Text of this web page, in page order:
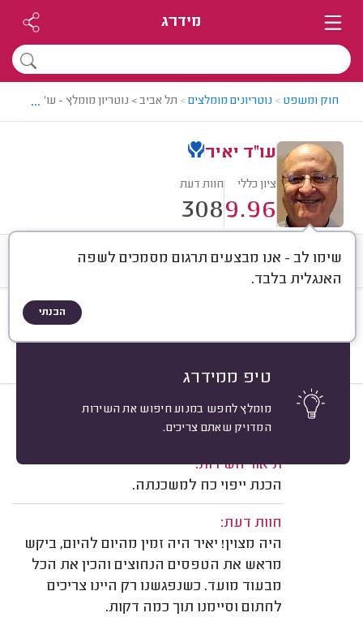
מידרג
חוק ומשפט > נוטריונים מומלצים> תל אביב > נוטריון מומלץ - עו"ד יאיר
...
עו"ד יאיר
ציון כללי
9.96
חוות דעת
308
שימו לב - אנו מבצעים תרגום מסמכים לשפה
האנגלית בלבד.
הבנתי
טיפ ממידרג
מומלץ לחפש במנוע חיפוש את השירות
המדויק שאתם צריכים.
חוות דעת ממוצע רישוי ותעודות
חן ל. תל אביב.
משוב: 16/03/2026
תיאור השירות:
הכנת ייפוי כח למשכנתה.
חוות דעת:
היה מצוין! יאיר היה זמין מהיום להיום, ביקש
מראש את הטפסים הנחוצים והכין את הכל
מבעוד מועד. כשנפגשנו רק היינו צריכים
לחתום וסיימנו תוך כמה דקות.
10